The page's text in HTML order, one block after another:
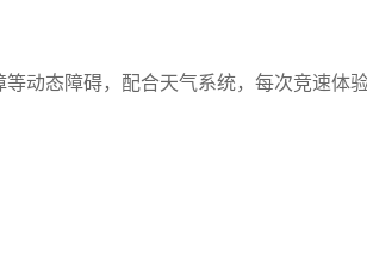
动态障碍，配合天气系统，每次竞速体